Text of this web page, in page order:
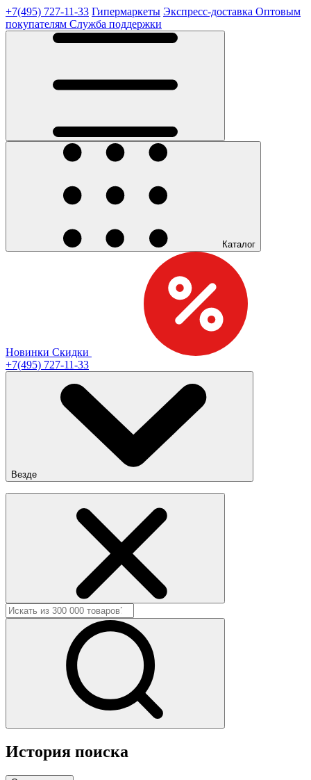
+7(495) 727-11-33 Гипермаркеты Экспресс-доставка Оптовым
покупателям Служба поддержки
Каталог
Новинки Скидки
+7(495) 727-11-33
Везде
История поиска